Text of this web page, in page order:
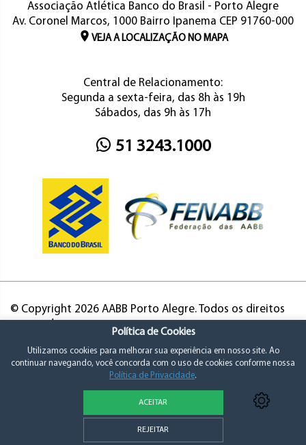
Associação Atlética Banco do Brasil - Porto Alegre
Av. Coronel Marcos, 1000 Bairro Ipanema CEP 91760-000
VEJA A LOCALIZAÇÃO NO MAPA
Central de Relacionamento:
Segunda a sexta-feira, das 8h às 19h
Sábados, das 9h às 17h
51 3243.1000
© Copyright 2026 AABB Porto Alegre. Todos os direitos
Política de Privacidade e Consentimento
Política de Cookies
Utilizamos cookies para melhorar sua experiência em nosso site. Ao
continuar navegando, você concorda com o uso de cookies conforme nossa
Política de Privacidade.
ACEITAR
REJEITAR